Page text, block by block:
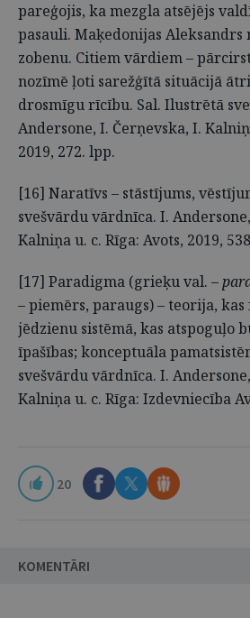
pareģojis, ka mezgla atsējējs
pasauli. Maķedonijas
zobenu. Citiem vārdiem –
nozīmē ļoti sarežģītā situācijā
drosmīgu rīcību. Sal. Ilustrētā
Andersone, I. Čerņevska, I.
2019, 272. lpp.
[16] Naratīvs – stāstījums,
svešvārdu vārdnīca. I.
Kalniņa u. c. Rīga: Avots, 2019,
[17] Paradigma (grieķu val. –
– piemērs, paraugs) – teorija,
jēdzienu sistēmā, kas atspoguļo
īpašības; konceptuāla
svešvārdu vārdnīca. I.
Kalniņa u. c. Rīga: Izdevniecība
20
KOMENTĀRI